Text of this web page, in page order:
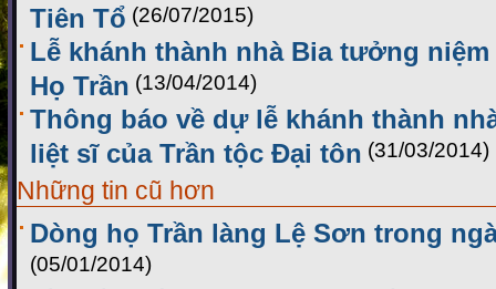
Tiên Tổ (26/07/2015)
Lễ khánh thành nhà Bia tưởng
Họ Trần (13/04/2014)
Thông báo về dự lễ khánh thành
liệt sĩ của Trần tộc Đại tôn (31/03/2014)
Những tin cũ hơn
Dòng họ Trần làng Lệ Sơn trong
(05/01/2014)